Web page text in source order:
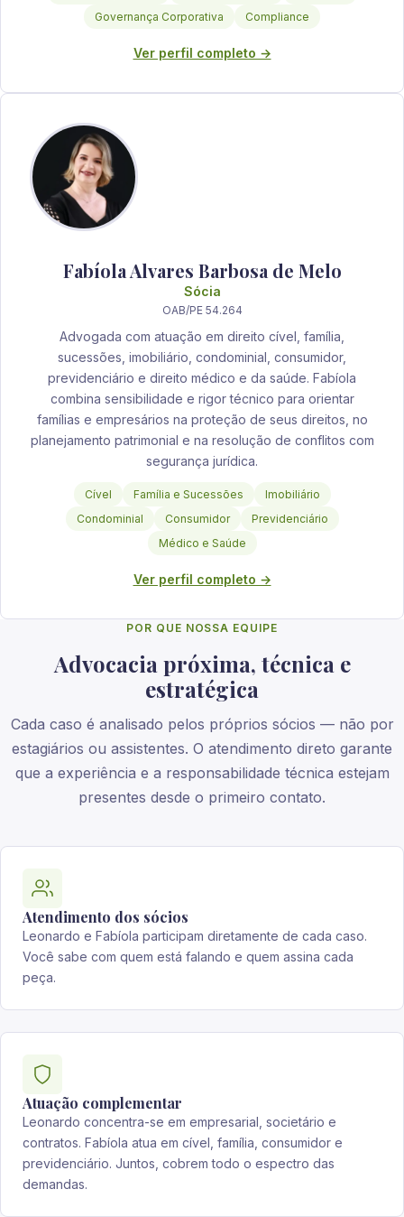
Governança Corporativa
Compliance
Ver perfil completo →
Fabíola Alvares Barbosa de Melo
Sócia
OAB/PE 54.264
Advogada com atuação em direito cível, família,
sucessões, imobiliário, condominial, consumidor,
previdenciário e direito médico e da saúde. Fabíola
combina sensibilidade e rigor técnico para orientar
famílias e empresários na proteção de seus direitos, no
planejamento patrimonial e na resolução de conflitos com
segurança jurídica.
Cível Família e Sucessões
Imobiliário
Condominial
Consumidor
Previdenciário
Médico e Saúde
Ver perfil completo →
POR QUE NOSSA EQUIPE
Advocacia próxima, técnica e
estratégica
Cada caso é analisado pelos próprios sócios — não por
estagiários ou assistentes. O atendimento direto garante
que a experiência e a responsabilidade técnica estejam
presentes desde o primeiro contato.
Atendimento dos sócios
Leonardo e Fabíola participam diretamente de cada caso.
Você sabe com quem está falando e quem assina cada
peça.
Atuação complementar
Leonardo concentra-se em empresarial, societário e
contratos. Fabíola atua em cível, família, consumidor e
previdenciário. Juntos, cobrem todo o espectro das
demandas.